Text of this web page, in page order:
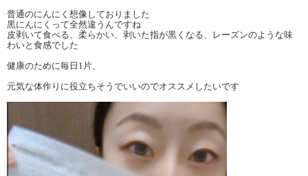
普通のにんにく想像しておりました
黒にんにくって全然違うんですね
皮剥いて食べる、柔らかい、剥いた指が黒くなる、レーズンのような味
わいと食感でした
健康のために毎日1片、
元気な体作りに役立ちそうでいいのでオススメしたいです